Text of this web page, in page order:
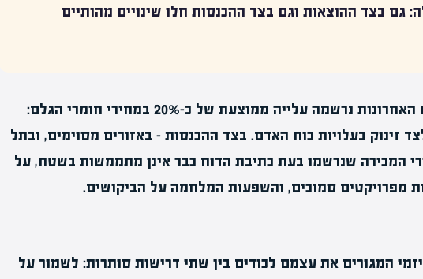
גם בצד ההוצאות וגם בצד ההכנסות חלו שינויים מהותיים
בצד ההוצאות – בשנתיים האחרונות נרשמה עלייה ממוצעת של כ-20% במחירי חומרי הגלם:
זינוק בעלויות כוח האדם. בצד ההכנסות – באזורים מסוימים, ובתל
המכירה שנרשמו בעת כתיבת הדוח כבר אינן מתממשות בשטח, על
מפרויקטים סמוכים, והשפעות המלחמה על הביקושים.
המגורים את עצמם לכודים בין שתי דרישות סותרות: לשמור על